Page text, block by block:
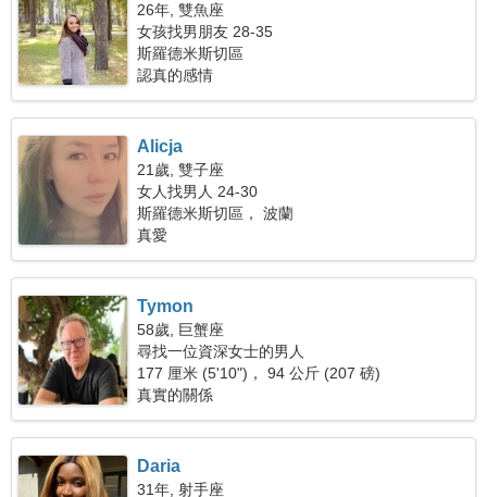
26年, 雙魚座
女孩找男朋友 28-35
斯羅德米斯切區
認真的感情
Alicja
21歲, 雙子座
女人找男人 24-30
斯羅德米斯切區， 波蘭
真愛
Tymon
58歲, 巨蟹座
尋找一位資深女士的男人
177 厘米 (5'10")， 94 公斤 (207 磅)
真實的關係
Daria
31年, 射手座